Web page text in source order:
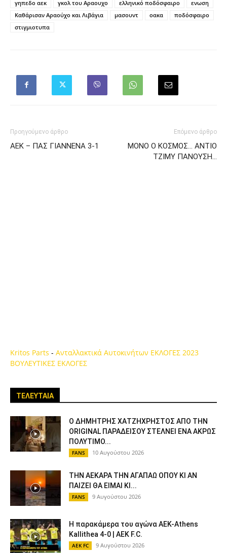
γηπεδο αεκ γκολ του Αραουχο ελληνικό ποδόσφαιρο
ενωση
Καθάρισαν Αραούχο και Λιβάγια
μασουντ οακα
ποδόσφαιρο
στιγμιοτυπα
Προηγούμενο άρθρο
ΑΕΚ – ΠΑΣ ΓΙΑΝΝΕΝΑ 3-1
Επόμενο άρθρο
ΜΟΝΟ Ο ΚΟΣΜΟΣ… ΑΝΤΙΟ
ΤΖΙΜΥ ΠΑΝΟΥΣΗ…
Kritos Parts - Ανταλλακτικά Αυτοκινήτων ΕΚΛΟΓΕΣ 2023
ΒΟΥΛΕΥΤΙΚΕΣ ΕΚΛΟΓΕΣ
ΤΕΛΕΥΤΑΙΑ
Ο ΔΗΜΗΤΡΗΣ ΧΑΤΖΗΧΡΗΣΤΟΣ ΑΠΟ ΤΗΝ
ORIGINAL ΠΑΡΑΔΕΙΣΟΥ ΣΤΕΛΝΕΙ ΕΝΑ ΑΚΡΩΣ
ΠΟΛΥΤΙΜΟ...
FANS 10 Αυγούστου 2026
ΤΗΝ ΑΕΚΑΡΑ ΤΗΝ ΑΓΑΠΑΩ ΟΠΟΥ ΚΙ ΑΝ
ΠΑΙΖΕΙ ΘΑ ΕΙΜΑΙ ΚΙ...
FANS 9 Αυγούστου 2026
Η παρακάμερα του αγώνα ΑΕΚ-Athens
Kallithea 4-0 | AEK F.C.
AEK FC 9 Αυγούστου 2026